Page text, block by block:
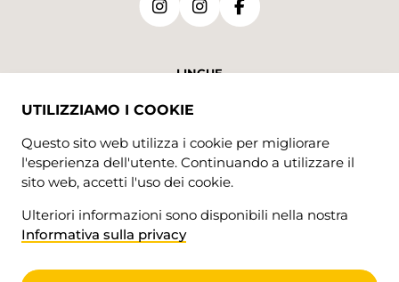
LINGUE
DE
© 2026 • Jura Rando
UTILIZZIAMO I COOKIE
Questo sito web utilizza i cookie per migliorare
l'esperienza dell'utente. Continuando a utilizzare il
sito web, accetti l'uso dei cookie.
Ulteriori informazioni sono disponibili nella nostra
Informativa sulla privacy